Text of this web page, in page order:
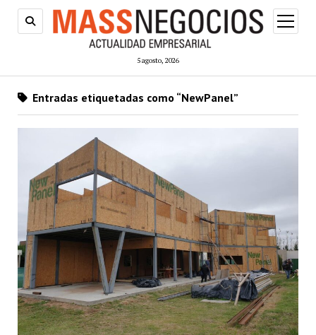
5 agosto, 2026
abrir
menú
Entradas etiquetadas como “NewPanel”